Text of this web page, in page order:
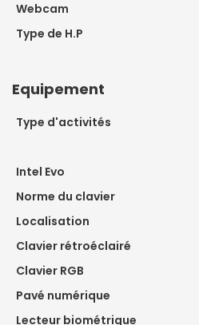
Webcam
Type de H.P
Equipement
Type d'activités
Intel Evo
Norme du clavier
Localisation
Clavier rétroéclairé
Clavier RGB
Pavé numérique
Lecteur biométrique